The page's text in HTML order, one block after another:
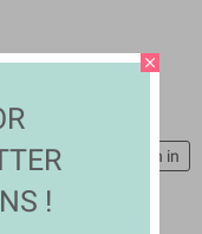
Sign in
close
!